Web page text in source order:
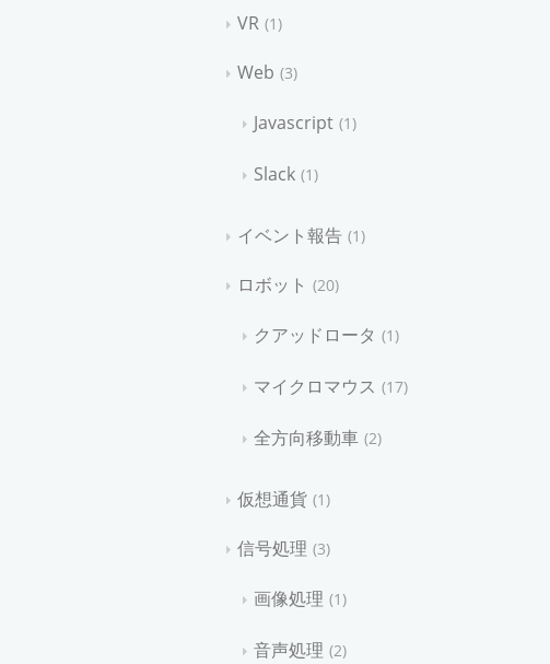
VR 1
Web 3
Javascript 1
Slack 1
イベント報告 1
ロボット 20
クアッドロータ 1
マイクロマウス 17
全方向移動車 2
仮想通貨 1
信号処理 3
画像処理 1
音声処理 2